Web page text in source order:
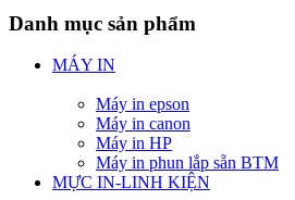
Danh mục sản phẩm
MÁY IN
Máy in epson
Máy in canon
Máy in HP
Máy in phun lắp sẵn BTM
MỰC IN-LINH KIỆN